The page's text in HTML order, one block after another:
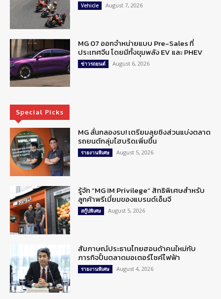
Vehicle August 7, 2026
MG 07 ออกจำหน่ายแบบ Pre-Sales ที่
ประเทศจีน โดยมีทั้งขุมพลัง EV และ PHEV
ข่าวรถยนต์ August 6, 2026
Special Picks
MG ลั่นกลองรบ! เตรียมลุยชิงส่วนแบ่งตลาด
รถยนต์กลุ่มไฮบริดเพิ่มขึ้น
รายงานพิเศษ August 5, 2026
รู้จัก “MG IM Privilege” สิทธิพิเศษสำหรับ
ลูกค้าพรีเมี่ยมของแบรนด์เอ็มจี
สกู๊ปพิเศษ August 5, 2026
สัมภาษณ์ประธานไทยฮอนด้าคนใหม่กับ
ภารกิจปั้นตลาดมอเตอร์ไซค์ไฟฟ้า
รายงานพิเศษ August 4, 2026